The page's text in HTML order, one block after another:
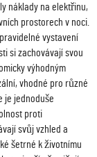
náklady na elektřinu,
prostorech v noci.
vystavení
si zachovávají svou
výhodným
vhodné pro různé
je jednoduše
proti
svůj vzhled a
šetrné k životnímu